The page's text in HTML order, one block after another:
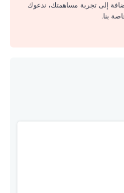
إلى تجربة مساهمتك، ندعوك
بنا.